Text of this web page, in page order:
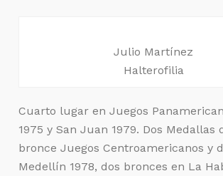
Julio Martínez
Halterofilia
Cuarto lugar en Juegos
1975 y San Juan 1979. Dos Medallas
bronce Juegos Centroamericanos y
Medellín 1978, dos bronces en La